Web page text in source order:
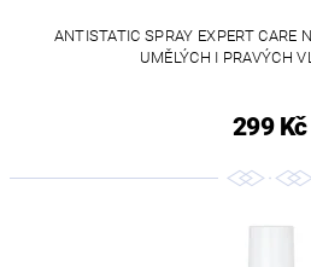
ANTISTATIC SPRAY EXPERT CARE
UMĚLÝCH I PRAVÝCH
299 Kč